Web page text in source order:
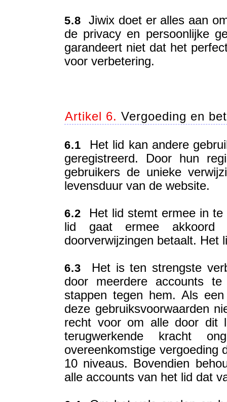
5.8 Jiwix doet er alles aan
de privacy en persoonlijke
garandeert niet dat het
voor verbetering.
Artikel 6. Vergoeding en
6.1 Het lid kan andere
geregistreerd. Door hun
gebruikers de unieke
levensduur van de website.
6.2 Het lid stemt ermee in te
lid gaat ermee
doorverwijzingen betaalt. Het
6.3 Het is ten strengste
door meerdere accounts
stappen tegen hem. Als
deze gebruiksvoorwaarden
recht voor om alle door dit
terugwerkende kracht
overeenkomstige vergoeding
10 niveaus. Bovendien
alle accounts van het lid dat